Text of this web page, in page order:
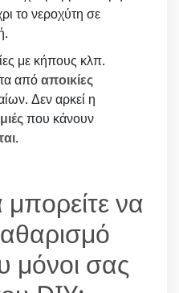
το νεροχύτη σε
με κήπους κλπ.
απόαποικίες
Δεν αρκεί η
που κάνουν
.
να
μόνοι σας